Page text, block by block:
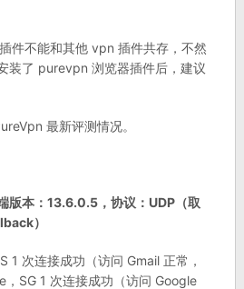
件不能和其他 vpn 插件共存，不然
装了 purevpn 浏览器插件后，建议
最新评测情况。
版本：13.6.0.5，协议：UDP（取
）
1 次连接成功（访问 Gmail 正常，
SG 1 次连接成功（访问 Google